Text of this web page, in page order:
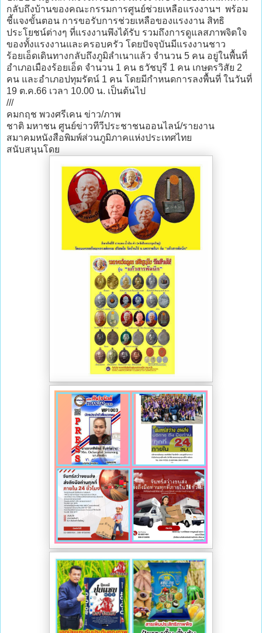
กลับถึงบ้านของคณะกรรมการศูนย์ช่วยเหลือแรงงานฯ พร้อม
ชี้แจงขั้นตอน การขอรับการช่วยเหลือของแรงงาน สิทธิ
ประโยชน์ต่างๆ ที่แรงงานพึงได้รับ รวมถึงการดูแลสภาพจิตใจ
ของทั้งแรงงานและครอบครัว โดยปัจจุบันมีแรงงานชาว
ร้อยเอ็ดเดินทางกลับถึงภูมิลำเนาแล้ว จำนวน 5 คน อยู่ในพื้นที่
อำเภอเมืองร้อยเอ็ด จำนวน 1 คน ธวัชบุรี 1 คน เกษตรวิสัย 2
คน และอำเภอปทุมรัตน์ 1 คน โดยมีกำหนดการลงพื้นที่ ในวันที่
19 ต.ค.66 เวลา 10.00 น. เป็นต้นไป
///
คมกฤช พวงศรีเคน ข่าว/ภาพ
ชาติ มหาชน ศูนย์ข่าวทีวีประชาชนออนไลน์/รายงาน
สมาคมหนังสือพิมพ์ส่วนภูมิภาคแห่งประเทศไทย
สนับสนุนโดย